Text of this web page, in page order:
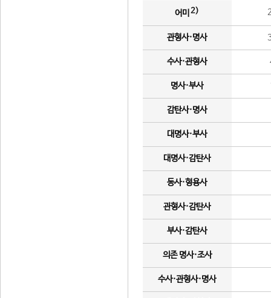
어미 2)
관형사·명사
수사·관형사
명사·부사
감탄사·명사
대명사·부사
대명사·감탄사
동사·형용사
관형사·감탄사
부사·감탄사
의존 명사·조사
수사·관형사·명사